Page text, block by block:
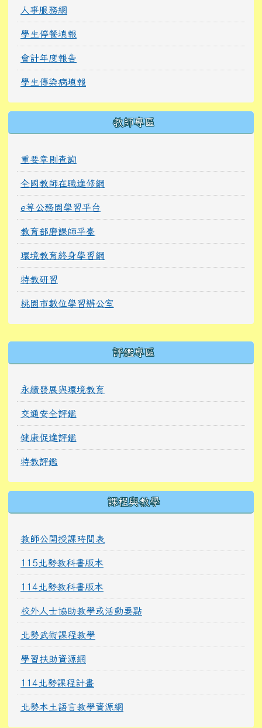
人事服務網
學生停餐填報
會計年度報告
學生傳染病填報
教師專區
重要章則查詢
全國教師在職進修網
e等公務園學習平台
教育部磨課師平臺
環境教育終身學習網
特教研習
桃園市數位學習辦公室
評鑑專區
永續發展與環境教育
交通安全評鑑
健康促進評鑑
特教評鑑
課程與教學
教師公開授課時間表
115北勢教科書版本
114北勢教科書版本
校外人士協助教學或活動要點
北勢武術課程教學
學習扶助資源網
114北勢課程計畫
北勢本土語言教學資源網